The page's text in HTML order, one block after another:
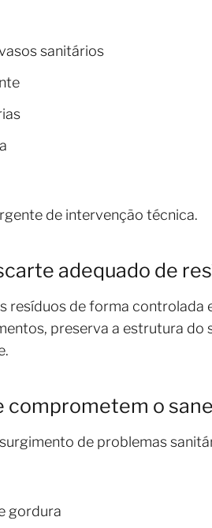
sanitários
de intervenção técnica.
adequado de
resíduos de forma controlada
preserva a estrutura
comprometem o
de problemas
gordura